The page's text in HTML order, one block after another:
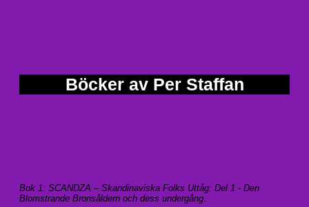
Böcker av Per Staffan
Bok 1: SCANDZA – Skandinaviska Folks Uttåg: Del 1 - Den
Blomstrande Bronsåldern och dess undergång.